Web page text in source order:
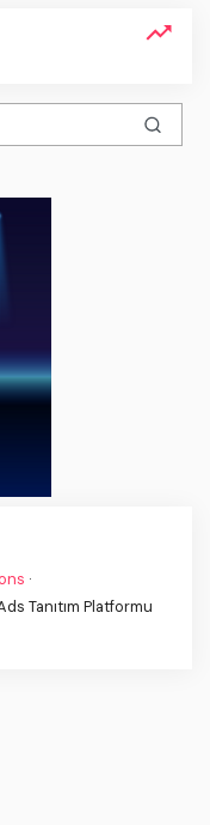
·
Tanıtım Platformu